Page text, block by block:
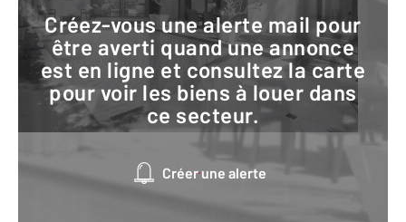
Créez-vous une alerte mail pour
être averti quand une annonce
est en ligne et consultez la carte
pour voir les biens à louer dans
ce secteur.
Créer une alerte